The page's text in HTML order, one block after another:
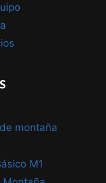
montaña
M1